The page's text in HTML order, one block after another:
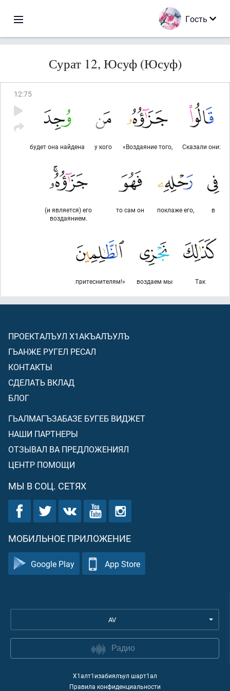
Гость
Сурат 12, Юсуф (Юсуф)
12:75
Сказали они:
«Воздаяние того,
у кого
будет она найдена
в
поклаже его,
то сам он
(и является) его
воздаянием.
Так
воздаем мы
притеснителям!»
ПРОЕКТАЛЪУЛ Х1АКЪАЛЪУЛЪ
ГЬАНЖЕ РУГЕЛ РЕСАЛ
КОНТАКТЫ
СДЕЛАТЬ ВКЛАД
БЛОГ
ГЬАЛМАГЪЗАБАЗЕ БУГЕБ ВИДЖЕТ
НАШИ ПАРТНЕРЫ
ОТЗЫВАЛ ВА ПРЕДЛОЖЕНИЯЛ
ЦЕНТР ПОМОЩИ
МЫ В СОЦ. СЕТЯХ
МОБИЛЬНОЕ ПРИЛОЖЕНИЕ
Google Play App Store
AV
Радио
Х1алт1изабиялъул шарт1ал
Правила конфиденциальности